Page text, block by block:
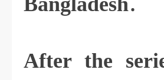
After the